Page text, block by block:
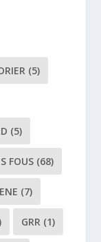
(5)
(5)
FOUS (68)
(7)
GRR (1)